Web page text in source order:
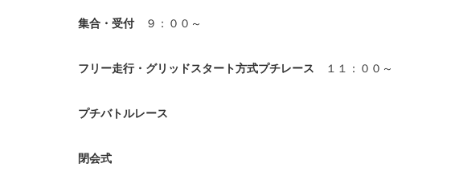
集合・受付 ９：００～
フリー走行・グリッドスタート方式プチレース １１：００～
プチバトルレース
閉会式